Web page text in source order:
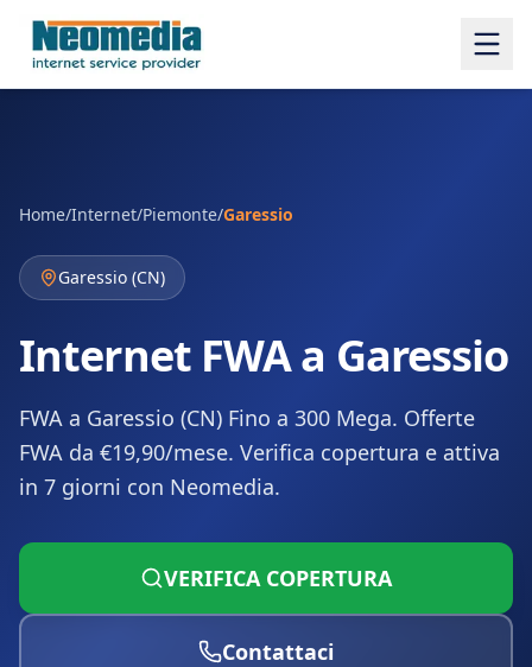
Home/Internet/Piemonte/Garessio
Garessio (CN)
Internet FWA a Garessio
FWA a Garessio (CN) Fino a 300 Mega. Offerte
FWA da €19,90/mese. Verifica copertura e attiva
in 7 giorni con Neomedia.
VERIFICA COPERTURA
Contattaci